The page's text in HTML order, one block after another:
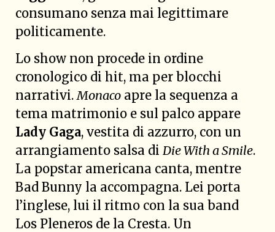
consumano senza mai legittimare
politicamente.
Lo show non procede in ordine
cronologico di hit, ma per blocchi
narrativi. Monaco apre la sequenza a
tema matrimonio e sul palco appare
Lady Gaga, vestita di azzurro, con un
arrangiamento salsa di Die With a Smile.
La popstar americana canta, mentre
Bad Bunny la accompagna. Lei porta
l’inglese, lui il ritmo con la sua band
Los Pleneros de la Cresta. Un